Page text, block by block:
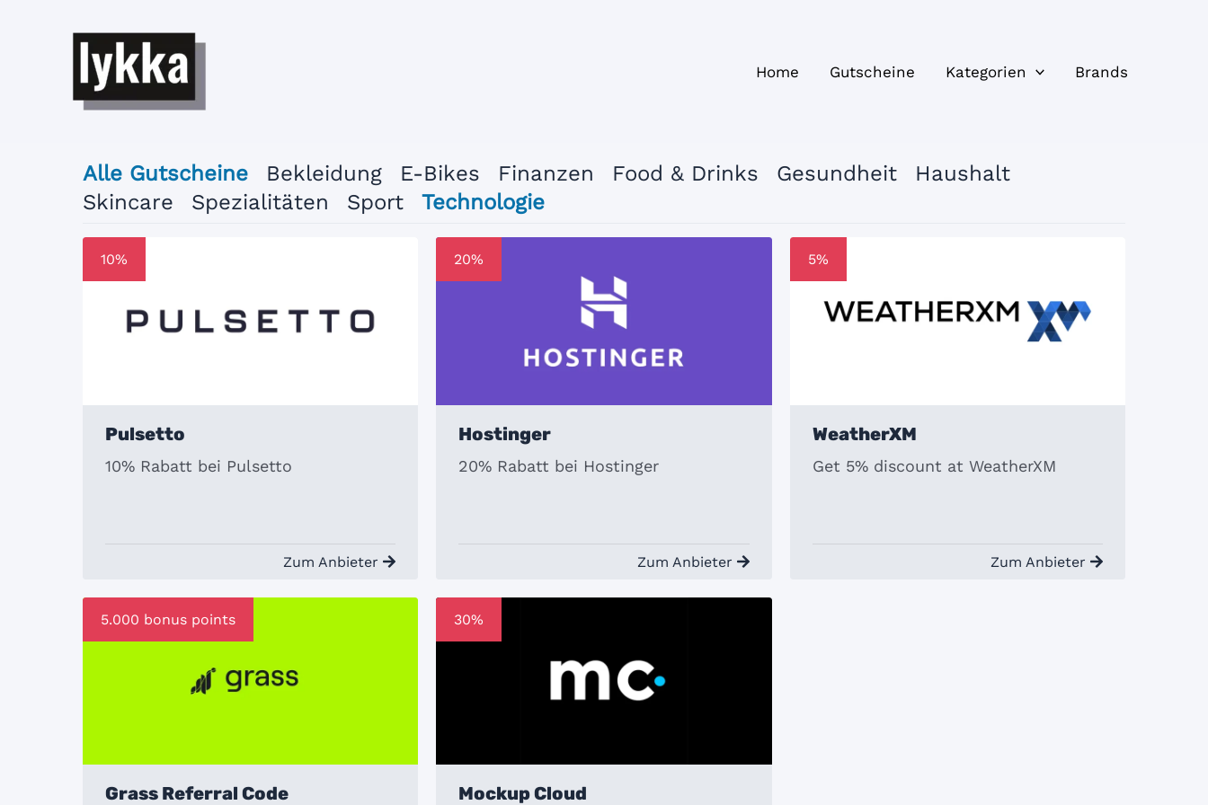
Home Gutscheine Kategorien Brands
Alle Gutscheine Bekleidung E-Bikes Finanzen Food & Drinks Gesundheit
Haushalt
Skincare
Spezialitäten Sport Technologie
10%
Pulsetto
10% Rabatt bei Pulsetto
Zum Anbieter
20%
Hostinger
20% Rabatt bei Hostinger
Zum Anbieter
5%
WeatherXM
Get 5% discount at WeatherXM
Zum Anbieter
5.000 bonus points
Grass Referral Code
30%
Mockup Cloud